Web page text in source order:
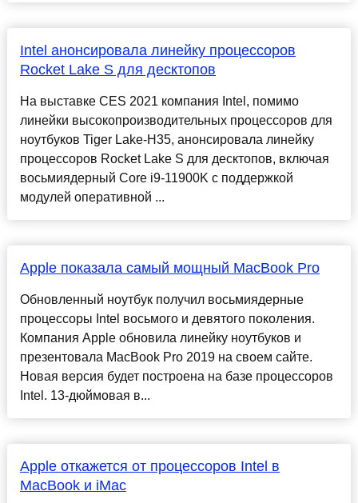
Intel анонсировала линейку процессоров
Rocket Lake S для десктопов
На выставке CES 2021 компания Intel, помимо
линейки высокопроизводительных процессоров для
ноутбуков Tiger Lake-H35, анонсировала линейку
процессоров Rocket Lake S для десктопов, включая
восьмиядерный Core i9-11900K с поддержкой
модулей оперативной ...
Apple показала самый мощный MacBook Pro
Обновленный ноутбук получил восьмиядерные
процессоры Intel восьмого и девятого поколения.
Компания Apple обновила линейку ноутбуков и
презентовала MacBook Pro 2019 на своем сайте.
Новая версия будет построена на базе процессоров
Intel. 13-дюймовая в...
Apple откажется от процессоров Intel в
MacBook и iMac